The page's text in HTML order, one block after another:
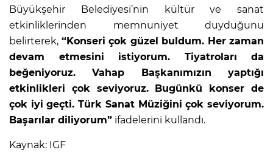
Büyükşehir Belediyesi’nin kültür ve sanat
etkinliklerinden memnuniyet duyduğunu
belirterek, “Konseri çok güzel buldum. Her zaman
devam etmesini istiyorum. Tiyatroları da
beğeniyoruz. Vahap Başkanımızın yaptığı
etkinlikleri çok seviyoruz. Bugünkü konser de
çok iyi geçti. Türk Sanat Müziğini çok seviyorum.
Başarılar diliyorum” ifadelerini kullandı.
Kaynak: IGF